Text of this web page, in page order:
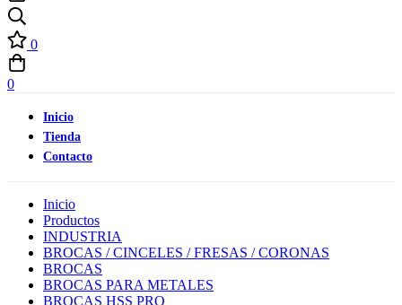
0
0
Inicio
Tienda
Contacto
Inicio
Productos
INDUSTRIA
BROCAS / CINCELES / FRESAS / CORONAS
BROCAS
BROCAS PARA METALES
BROCAS HSS PRO